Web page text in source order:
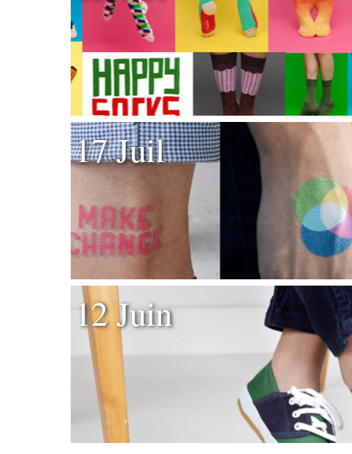
17 Juil
12 Juin